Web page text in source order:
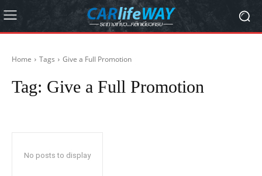
Home Tags Give a Full Promotion
Tag: Give a Full Promotion
No posts to display